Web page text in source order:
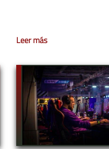
Leer más